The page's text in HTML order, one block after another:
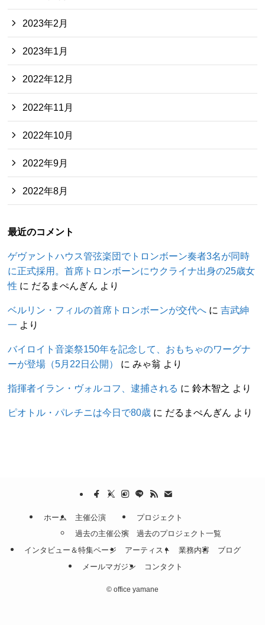
2023年2月
2023年1月
2022年12月
2022年11月
2022年10月
2022年9月
2022年8月
最近のコメント
ゲヴァントハウス管弦楽団でトロンボーン奏者3名が同時
に正式採用。首席トロンボーンにウクライナ出身の25歳女
性 に だるまぺんぎん より
ベルリン・フィルの首席トロンボーンが交代へ に吉武紳
一 より
バイロイト音楽祭150年を記念して、おもちゃのワーグナ
ーが登場（5月22日公開）
にみゃ翁 より
指揮者イラン・ヴォルコフ、逮捕される に鈴木智之 より
ピオトル・パレチニは今日で80歳 に だるまぺんぎん より
ホーム
主催公演
過去の主催公演
プロジェクト
過去のプロジェクト一覧
インタビュー＆特集ページ
アーティスト 業務内容
ブログ
メールマガジン
コンタクト
© office yamane